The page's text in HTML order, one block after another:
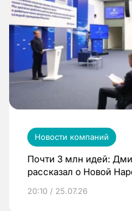
Новости компаний
Почти 3 млн идей:
рассказал о Новой
20:10 / 25.07.26